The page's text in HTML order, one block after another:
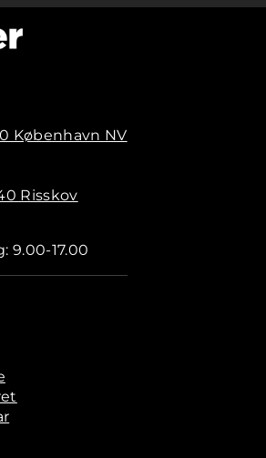
København NV
Risskov
9.00-17.00